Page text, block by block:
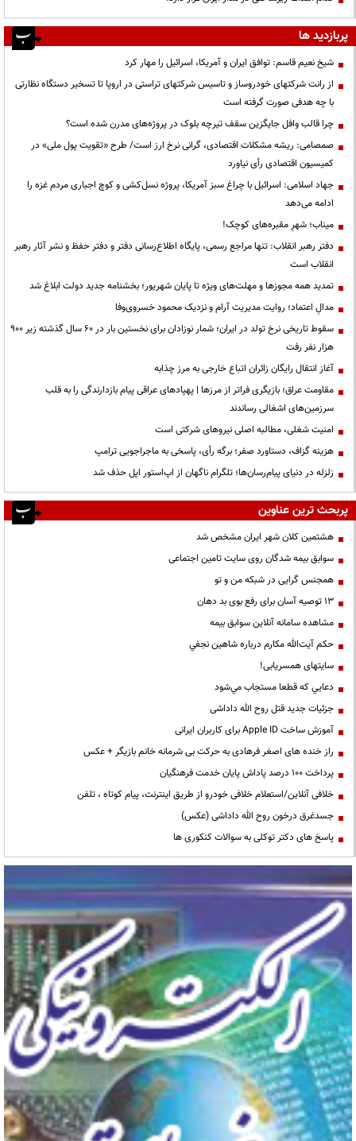
پربازدید ها
شیخ نعیم قاسم: توافق ایران و آمریکا، اسرائیل را مهار کرد
از رانت‌ شرکتهای خودروساز و تاسیس شرکتهای تراستی در اروپا تا تسخیر دستگاه نظارتی
با چه هدفی صورت گرفته است
چرا قالب وافل جایگزین سقف تیرچه بلوک در پروژه‌های مدرن شده است؟
صمصامی: ریشه مشکلات اقتصادی، گرانی نرخ ارز است/ طرح «تقویت پول ملی» در
کمیسیون اقتصادی رأی نیاورد
جهاد اسلامی: اسرائیل با چراغ سبز آمریکا، پروژه نسل‌کشی و کوچ اجباری مردم غزه را
ادامه می‌دهد
میناب؛ شهرِ مقبره‌های کوچک!
دفتر رهبر انقلاب: تنها مراجع رسمی، پایگاه اطلاع‌رسانی دفتر و دفتر حفظ و نشر آثار رهبر
انقلاب است
تمدید همه مجوزها و مهلت‌های ویژه تا پایان شهریور؛ بخشنامه جدید دولت ابلاغ شد
مدالِ اعتماد؛ روایت مدیریت آرام و نزدیک محمود خسروی‌وفا
سقوط تاریخی نرخ تولد در ایران؛ شمار نوزادان برای نخستین بار در ۶۰ سال گذشته زیر ۹۰۰
هزار نفر رفت
آغاز انتقال رایگان زائران اتباع خارجی به مرز چذابه
مقاومت عراق؛ بازیگری فراتر از مرزها | پهپادهای عراقی پیام بازدارندگی را به قلب
سرزمین‌های اشغالی رساندند
‌امنیت شغلی، مطالبه اصلی نیروهای شرکتی است
هزینه گزاف، دستاورد صفر؛ برگه رأی، پاسخی به ماجراجویی ترامپ
زلزله در دنیای پیام‌رسان‌ها؛ تلگرام ناگهان از اپ‌استور اپل حذف شد
پربحث ترین عناوین
هشتمین کلان شهر ایران مشخص شد
سوابق بیمه شدگان روی سایت تامین اجتماعی
همجنس گرایی در شبکه من و تو
13 توصیه آسان برای رفع بوی بد دهان
مشاهده سامانه آنلاين سوابق بیمه
حكم آيت‌الله مكارم درباره شاهين نجفي
سایتهای همسریابی!
دعايي كه قطعا مستجاب مي‌شود
جزئیات جدید قتل روح الله داداشی
آموزش ساخت Apple ID برای کاربران ایرانی
راز خنده های اصغر فرهادی به حرکت بی شرمانه خانم بازیگر + عکس
پرداخت ۱۰۰ درصد پاداش پایان خدمت فرهنگیان
خلافی آنلاین/استعلام خلافی خودرو از طریق اینترنت، پیام کوتاه ، تلفن
جسدغرق درخون روح الله داداشی (عکس)
پاسخ های دکتر توکلی به سوالات کنکوری ها